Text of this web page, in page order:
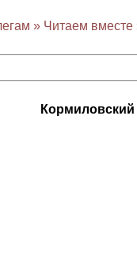
» Читаем
Кормиловский